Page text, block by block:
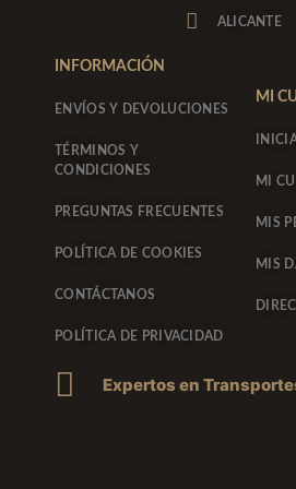
m
k
-
ALICANTE
INFORMACIÓN
ENVÍOS Y DEVOLUCIONES
TÉRMINOS Y
CONDICIONES
PREGUNTAS FRECUENTES
POLÍTICA DE COOKIES
CONTÁCTANOS
POLÍTICA DE PRIVACIDAD
MI
MI
MIS
MIS
Expertos en